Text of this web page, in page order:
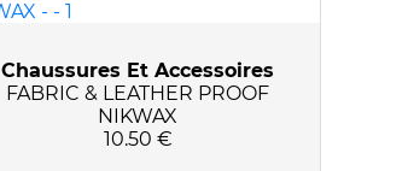
Chaussures Et Accessoires
FABRIC & LEATHER PROOF
NIKWAX
10.50 €